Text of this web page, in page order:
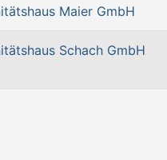
Maier GmbH
Schach GmbH